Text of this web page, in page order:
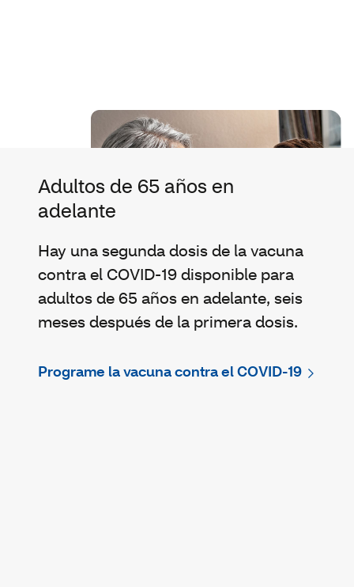
Adultos de 65 años en
adelante
Hay una segunda dosis de la vacuna
contra el COVID-19 disponible para
adultos de 65 años en adelante, seis
meses después de la primera dosis.
Programe la vacuna contra el COVID-19